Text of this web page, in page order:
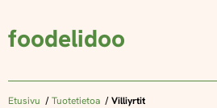
foodelidoo
Etusivu Tuotetietoa Villiyrtit